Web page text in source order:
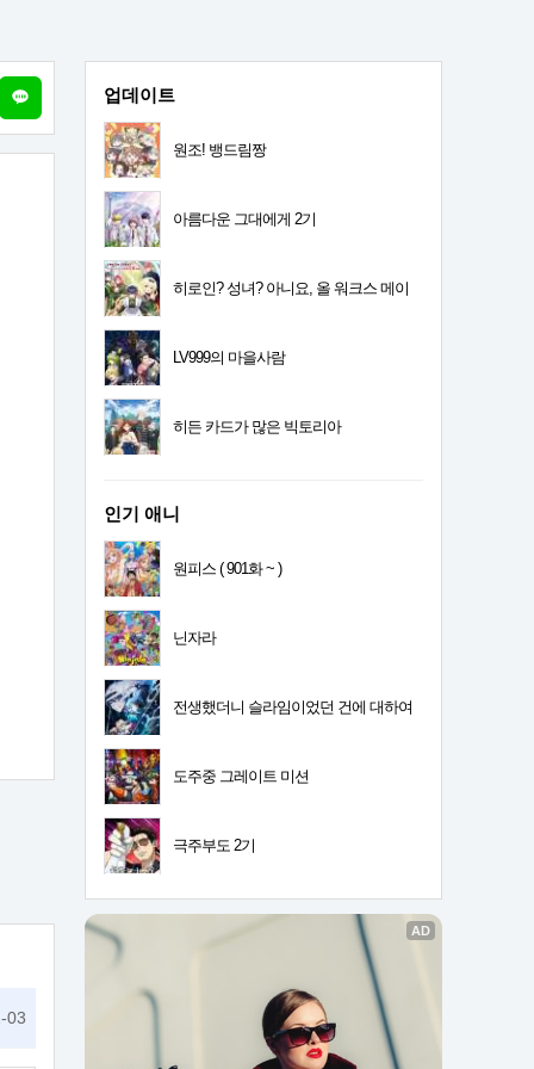
03
업데이트
원조! 뱅드림짱
아름다운 그대에게 2기
히로인? 성녀? 아니요, 올 워크스 메이
LV999의 마을사람
히든 카드가 많은 빅토리아
인기 애니
원피스 ( 901화 ~ )
닌자라
전생했더니 슬라임이었던 건에 대하여
도주중 그레이트 미션
극주부도 2기